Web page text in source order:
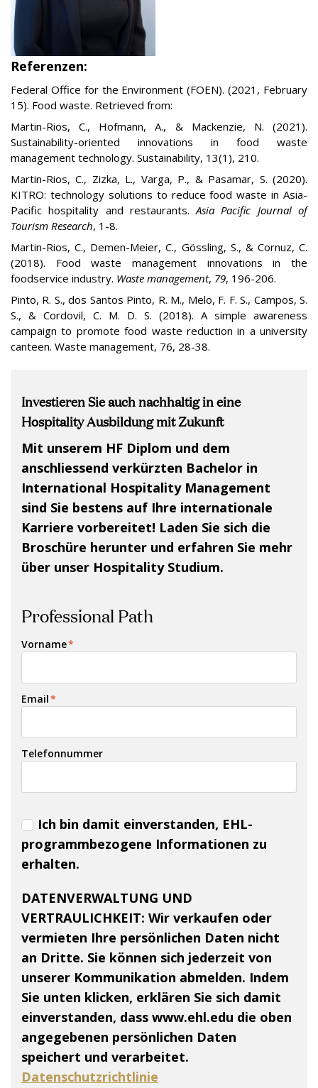
Referenzen:
Federal Office for the Environment (FOEN). (2021, February
15). Food waste. Retrieved from:
Martin-Rios, C., Hofmann, A., & Mackenzie, N. (2021).
Sustainability-oriented innovations in food waste
management technology. Sustainability, 13(1), 210.
Martin-Rios, C., Zizka, L., Varga, P., & Pasamar, S. (2020).
KITRO: technology solutions to reduce food waste in Asia-
Pacific hospitality and restaurants.Asia Pacific Journal of
Tourism Research, 1-8.
Martin-Rios, C., Demen-Meier, C., Gössling, S., & Cornuz, C.
(2018). Food waste management innovations in the
foodservice industry. Waste management, 79, 196-206.
Pinto, R. S., dos Santos Pinto, R. M., Melo, F. F. S., Campos, S.
S., & Cordovil, C. M. D. S. (2018). A simple awareness
campaign to promote food waste reduction in a university
canteen. Waste management, 76, 28-38.
Investieren Sie auch nachhaltig in eine
Hospitality Ausbildung mit Zukunft
Mit unserem HF Diplom und dem
anschliessend verkürzten Bachelor in
International Hospitality Management
sind Sie bestens auf Ihre internationale
Karriere vorbereitet! Laden Sie sich die
Broschüre herunter und erfahren Sie mehr
über unser Hospitality Studium.
Professional Path
Vorname*
Email*
Telefonnummer
Ich bin damit einverstanden, EHL-
programmbezogene Informationen zu
erhalten.
DATENVERWALTUNG UND
VERTRAULICHKEIT: Wir verkaufen oder
vermieten Ihre persönlichen Daten nicht
an Dritte. Sie können sich jederzeit von
unserer Kommunikation abmelden. Indem
Sie unten klicken, erklären Sie sich damit
einverstanden, dass www.ehl.edu die oben
angegebenen persönlichen Daten
speichert und verarbeitet.
Datenschutzrichtlinie